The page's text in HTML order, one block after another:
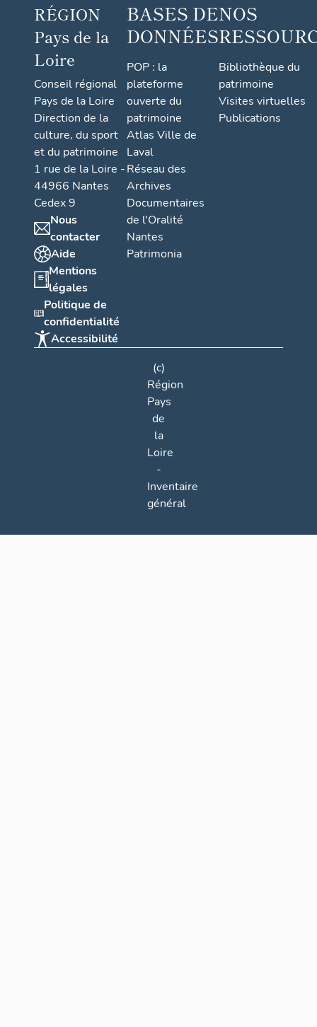
RÉGION
Pays de la
Loire
Conseil régional
Pays de la Loire
Direction de la
culture, du sport
et du patrimoine
1 rue de la Loire -
44966 Nantes
Cedex 9
Nous
contacter
Aide
Mentions
légales
Politique de
confidentialité
Accessibilité
BASES DE
DONNÉES
POP : la
plateforme
ouverte du
patrimoine
Atlas Ville de
Laval
Réseau des
Archives
Documentaires
de l'Oralité
Nantes
Patrimonia
NOS
Bibliothèque du
patrimoine
Visites virtuelles
Publications
(c)
Région
Pays
de
la
Loire
-
Inventaire
général